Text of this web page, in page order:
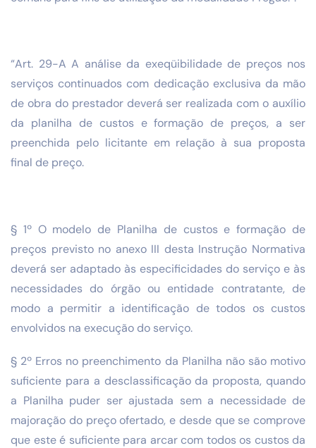
“Art. 29-A A análise da exeqüibilidade de preços nos
serviços continuados com dedicação exclusiva da mão
de obra do prestador deverá ser realizada com o auxílio
da planilha de custos e formação de preços, a ser
preenchida pelo licitante em relação à sua proposta
final de preço.
§ 1º O modelo de Planilha de custos e formação de
preços previsto no anexo III desta Instrução Normativa
deverá ser adaptado às especificidades do serviço e às
necessidades do órgão ou entidade contratante, de
modo a permitir a identificação de todos os custos
envolvidos na execução do serviço.
§ 2º Erros no preenchimento da Planilha não são motivo
suficiente para a desclassificação da proposta, quando
a Planilha puder ser ajustada sem a necessidade de
majoração do preço ofertado, e desde que se comprove
que este é suficiente para arcar com todos os custos da